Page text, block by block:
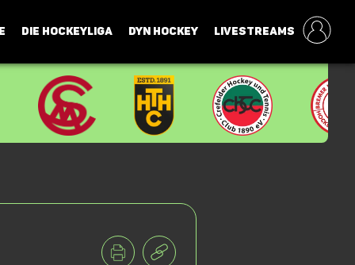
DIE HOCKEYLIGA DYN HOCKEY LIVESTREAMS